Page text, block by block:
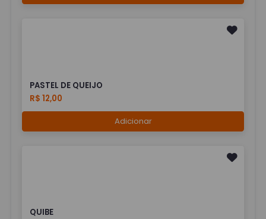
PASTEL DE QUEIJO
R$ 12,00
Adicionar
QUIBE